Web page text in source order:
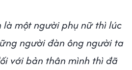
là một người phụ nữ thì lúc
người đàn ông người ta
với bản thân mình thì đã